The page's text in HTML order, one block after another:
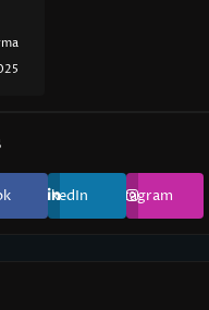
LinkedIn Instagram